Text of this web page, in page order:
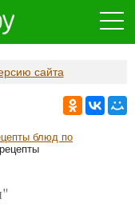
сайта
блюд по